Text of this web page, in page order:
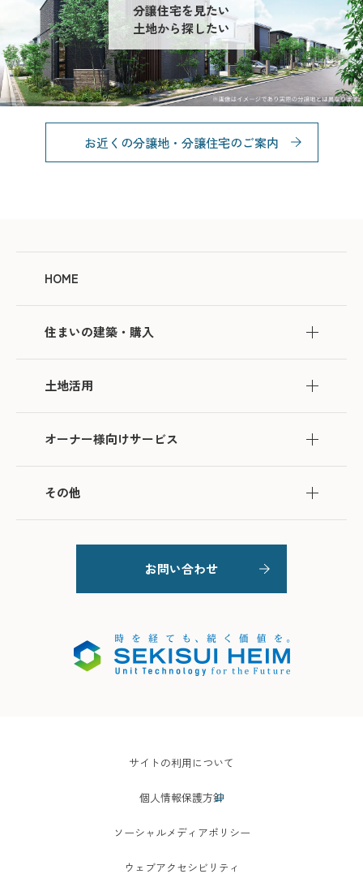
分譲住宅を見たい
土地から探したい
お近くの分譲地・分譲住宅のご案内
HOME
住まいの建築・購入
土地活用
オーナー様向けサービス
その他
お問い合わせ
サイトの利用について
個人情報保護方針
ソーシャルメディアポリシー
ウェブアクセシビリティ